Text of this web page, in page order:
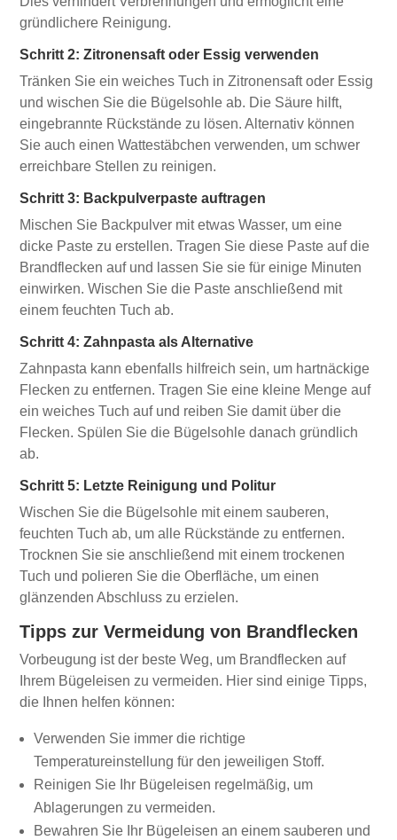
gründlichere Reinigung.
Schritt 2: Zitronensaft oder Essig verwenden
Tränken Sie ein weiches Tuch in Zitronensaft oder Essig
und wischen Sie die Bügelsohle ab. Die Säure hilft,
eingebrannte Rückstände zu lösen. Alternativ können
Sie auch einen Wattestäbchen verwenden, um schwer
erreichbare Stellen zu reinigen.
Schritt 3: Backpulverpaste auftragen
Mischen Sie Backpulver mit etwas Wasser, um eine
dicke Paste zu erstellen. Tragen Sie diese Paste auf die
Brandflecken auf und lassen Sie sie für einige Minuten
einwirken. Wischen Sie die Paste anschließend mit
einem feuchten Tuch ab.
Schritt 4: Zahnpasta als Alternative
Zahnpasta kann ebenfalls hilfreich sein, um hartnäckige
Flecken zu entfernen. Tragen Sie eine kleine Menge auf
ein weiches Tuch auf und reiben Sie damit über die
Flecken. Spülen Sie die Bügelsohle danach gründlich
ab.
Schritt 5: Letzte Reinigung und Politur
Wischen Sie die Bügelsohle mit einem sauberen,
feuchten Tuch ab, um alle Rückstände zu entfernen.
Trocknen Sie sie anschließend mit einem trockenen
Tuch und polieren Sie die Oberfläche, um einen
glänzenden Abschluss zu erzielen.
Tipps zur Vermeidung von Brandflecken
Vorbeugung ist der beste Weg, um Brandflecken auf
Ihrem Bügeleisen zu vermeiden. Hier sind einige Tipps,
die Ihnen helfen können:
Verwenden Sie immer die richtige
Temperatureinstellung für den jeweiligen Stoff.
Reinigen Sie Ihr Bügeleisen regelmäßig, um
Ablagerungen zu vermeiden.
Bewahren Sie Ihr Bügeleisen an einem sauberen und